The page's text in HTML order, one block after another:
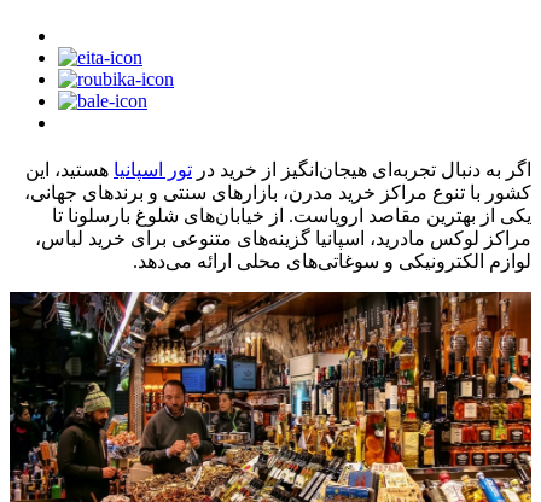
اگر به دنبال تجربه‌ای هیجان‌انگیز از خرید در تور اسپانیا هستید، این
کشور با تنوع مراکز خرید مدرن، بازارهای سنتی و برندهای جهانی،
یکی از بهترین مقاصد اروپاست. از خیابان‌های شلوغ بارسلونا تا
مراکز لوکس مادرید، اسپانیا گزینه‌های متنوعی برای خرید لباس،
لوازم الکترونیکی و سوغاتی‌های محلی ارائه می‌دهد.